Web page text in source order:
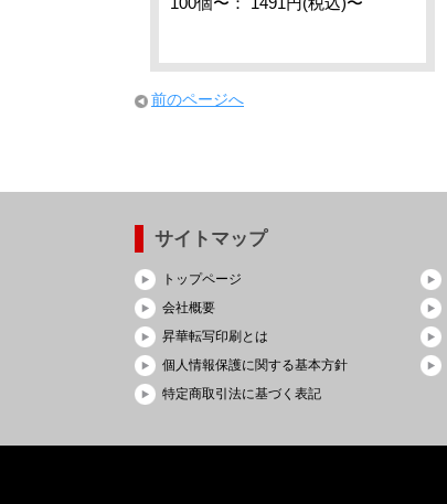
前のページへ
サイトマップ
トップページ
会社概要
昇華転写印刷とは
個人情報保護に関する基本方針
特定商取引法に基づく表記